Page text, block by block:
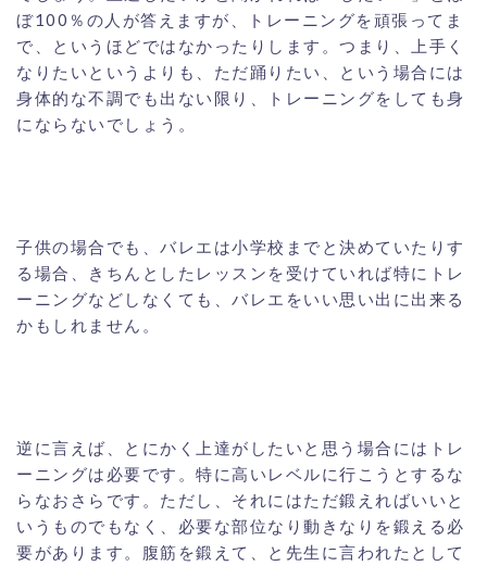
ぼ100％の人が答えますが、トレーニングを頑張ってま
で、というほどではなかったりします。つまり、上手く
なりたいというよりも、ただ踊りたい、という場合には
身体的な不調でも出ない限り、トレーニングをしても身
にならないでしょう。
子供の場合でも、バレエは小学校までと決めていたりす
る場合、きちんとしたレッスンを受けていれば特にトレ
ーニングなどしなくても、バレエをいい思い出に出来る
かもしれません。
逆に言えば、とにかく上達がしたいと思う場合にはトレ
ーニングは必要です。特に高いレベルに行こうとするな
らなおさらです。ただし、それにはただ鍛えればいいと
いうものでもなく、必要な部位なり動きなりを鍛える必
要があります。腹筋を鍛えて、と先生に言われたとして